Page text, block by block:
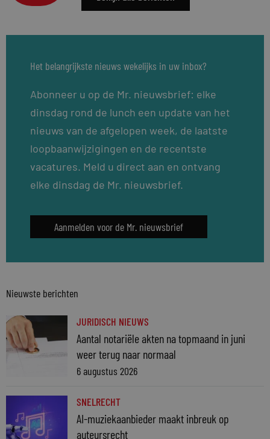
Het belangrijkste nieuws wekelijks in uw inbox?
Abonneer u op de Mr. nieuwsbrief: elke
dinsdag rond de lunch een update van het
nieuws van de afgelopen week, de laatste
loopbaanwijzigingen en de recentste
vacatures. Meld u direct aan en ontvang
elke dinsdag de Mr. nieuwsbrief.
Aanmelden voor de Mr. nieuwsbrief
Nieuwste berichten
JURIDISCH NIEUWS
Aantal notariële akten na topmaand in juni
weer terug naar normaal
6 augustus 2026
SNELRECHT
AI-muziekaanbieder maakt inbreuk op
auteursrecht